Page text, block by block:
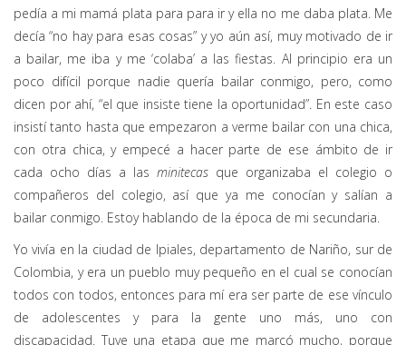
pedía a mi mamá plata para para ir y ella no me daba plata. Me
decía “no hay para esas cosas” y yo aún así, muy motivado de ir
a bailar, me iba y me ‘colaba’ a las fiestas. Al principio era un
poco difícil porque nadie quería bailar conmigo, pero, como
dicen por ahí, “el que insiste tiene la oportunidad”. En este caso
insistí tanto hasta que empezaron a verme bailar con una chica,
con otra chica, y empecé a hacer parte de ese ámbito de ir
cada ocho días a las minitecas que organizaba el colegio o
compañeros del colegio, así que ya me conocían y salían a
bailar conmigo. Estoy hablando de la época de mi secundaria.
Yo vivía en la ciudad de Ipiales, departamento de Nariño, sur de
Colombia, y era un pueblo muy pequeño en el cual se conocían
todos con todos, entonces para mí era ser parte de ese vínculo
de adolescentes y para la gente uno más, uno con
discapacidad. Tuve una etapa que me marcó mucho, porque